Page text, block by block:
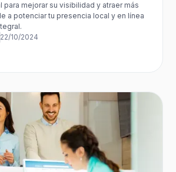
para mejorar su visibilidad y atraer más
a potenciar tu presencia local y en línea
22/10/2024